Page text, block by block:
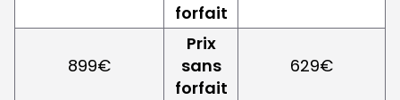
forfait
899€
Prix
sans
forfait
629€